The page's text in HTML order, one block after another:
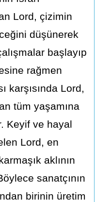
Lord, çizimin
düşünerek
başlayıp
rağmen
karşısında Lord,
tüm yaşamına
Keyif ve hayal
Lord, en
aklının
sanatçının
birinin üretim